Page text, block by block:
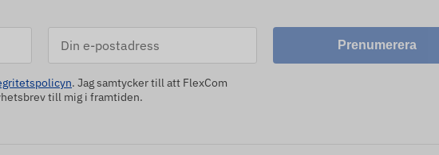
Prenumerera
. Jag samtycker till att FlexCom
till mig i framtiden.